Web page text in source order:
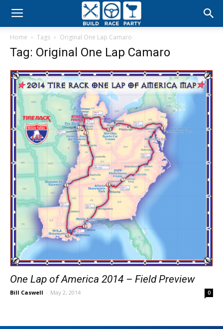
Build
Party
Home Tags Original One Lap Camaro
Tag: Original One Lap Camaro
One Lap of America 2014 – Field Preview
Bill Caswell - May 2, 2014 0